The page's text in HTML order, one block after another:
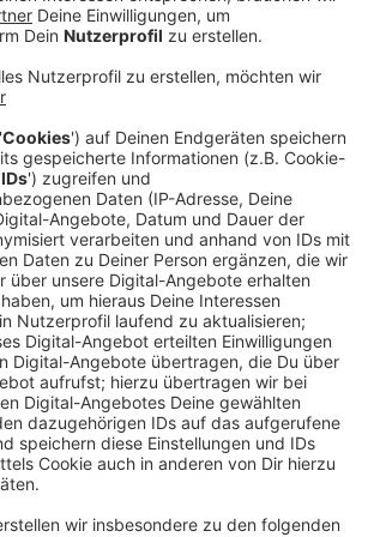
an Studierende appelliert,
impfen zu lassen.
29.08.2021 09:52
Präsenz an den Hochschulen
zur Regel werden. Möglichst viele
Hochschul-Mitarbeitende müssten
sein. Nach drei überwiegend
sei es der persönliche Wunsch
dass der persönliche
möglich wird. Digitale Umsetzungen
auf dem Campus nicht ersetzen.
sei jetzt, dass
jetzt noch die Initiative
impfen lassen. An den Standorten